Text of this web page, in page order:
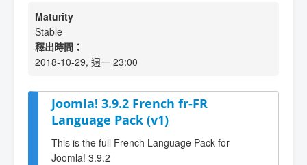
Maturity
Stable
釋出時間：
2018-10-29, 週一 23:00
Joomla! 3.9.2 French fr-FR
Language Pack (v1)
This is the full French Language Pack for
Joomla! 3.9.2